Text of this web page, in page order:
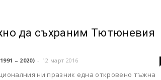
да съхраним Тютюневия
– 2020) - 12 март 2016
ни празник една откровено тъжна